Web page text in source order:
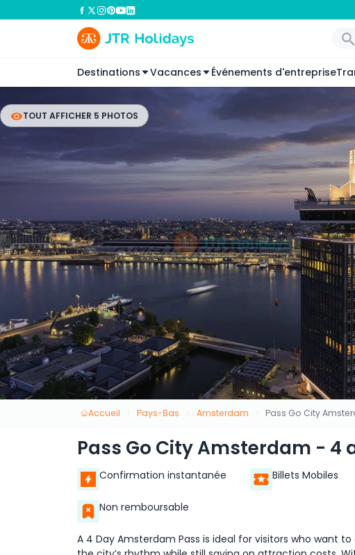
Destinations Vacances Événements d'entreprise
TOUT AFFICHER 5 PHOTOS
Accueil Pays-Bas Amsterdam Pass Go City
Pass Go City Amsterdam -
Confirmation instantanée Billets Mobiles
Non remboursable
A 4 Day Amsterdam Pass is ideal for visitors who want